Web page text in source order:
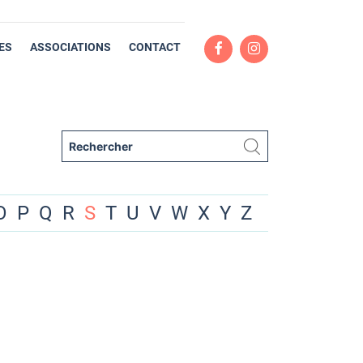
ASSOCIATIONS CONTACT
P Q R S T U V W X Y Z